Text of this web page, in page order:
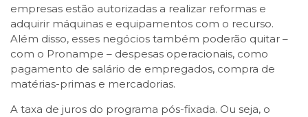
empresas estão autorizadas a realizar reformas e
adquirir máquinas e equipamentos com o recurso.
Além disso, esses negócios também poderão quitar –
com o Pronampe – despesas operacionais, como
pagamento de salário de empregados, compra de
matérias-primas e mercadorias.
A taxa de juros do programa pós-fixada. Ou seja, o